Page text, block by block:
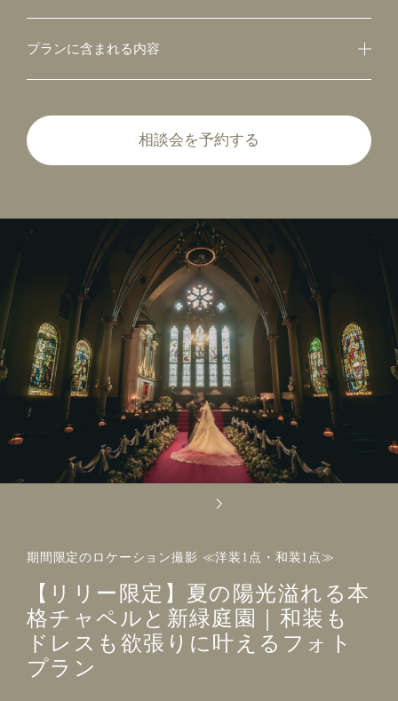
プランに含まれる内容
相談会を予約する
期間限定のロケーション撮影 ≪洋装1点・和装1点≫
【リリー限定】夏の陽光溢れる本
格チャペルと新緑庭園｜和装も
ドレスも欲張りに叶えるフォト
プラン